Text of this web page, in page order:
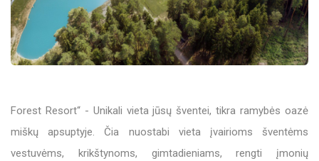
Forest Resort“ - Unikali vieta jūsų šventei, tikra ramybės oazė
miškų apsuptyje. Čia nuostabi vieta įvairioms šventėms
vestuvėms, krikštynoms, gimtadieniams, rengti įmonių